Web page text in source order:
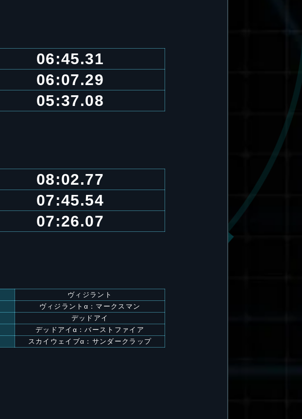
06:45.31
06:07.29
05:37.08
08:02.77
07:45.54
07:26.07
ヴィジラント
ヴィジラントα：マークスマン
デッドアイ
デッドアイα：バーストファイア
スカイウェイブα：サンダークラップ